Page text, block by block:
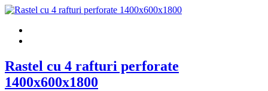
Rastel cu 4 rafturi perforate
1400x600x1800